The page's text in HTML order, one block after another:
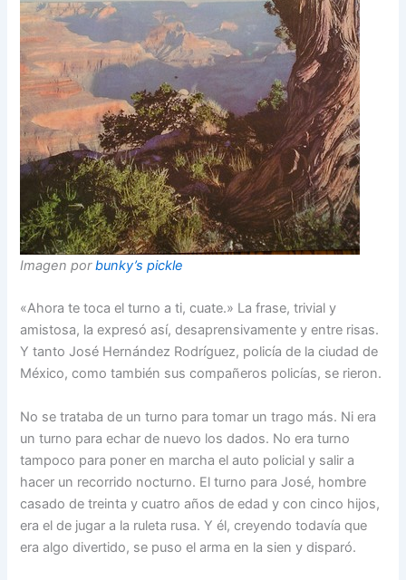
Imagen porbunky’s pickle
«Ahora te toca el turno a ti, cuate.» La frase, trivial y
amistosa, la expresó así, desaprensivamente y entre risas.
Y tanto José Hernández Rodríguez, policía de la ciudad de
México, como también sus compañeros policías, se rieron.
No se trataba de un turno para tomar un trago más. Ni era
un turno para echar de nuevo los dados. No era turno
tampoco para poner en marcha el auto policial y salir a
hacer un recorrido nocturno. El turno para José, hombre
casado de treinta y cuatro años de edad y con cinco hijos,
era el de jugar a la ruleta rusa. Y él, creyendo todavía que
era algo divertido, se puso el arma en la sien y disparó.